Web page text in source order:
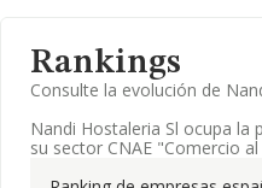
Rankings
Consulte la evolución de
Nandi Hostaleria Sl ocupa la
su sector CNAE "Comercio